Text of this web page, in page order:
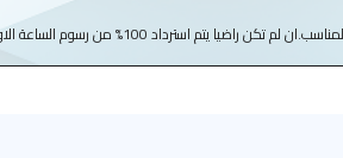
راضيا يتم استرداد 100% من رسوم الساعة الاولى